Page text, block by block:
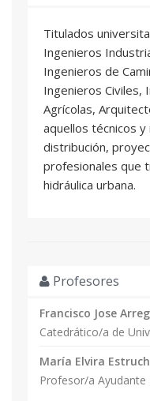
Titulados
Ingenieros
Ingenieros de
Ingenieros Civiles,
Agrícolas,
aquellos técnicos
distribución,
profesionales que
hidráulica urbana.
Profesores
Francisco Jose
Catedrático/a de
María Elvira
Profesor/a